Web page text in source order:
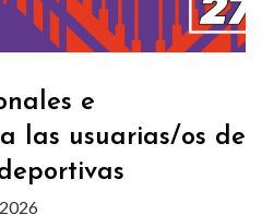
e
las usuarias/os de